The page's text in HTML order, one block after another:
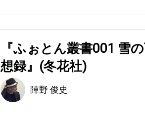
『ふぉとん叢書001 雪
想録』(冬花社)
陣野 俊史